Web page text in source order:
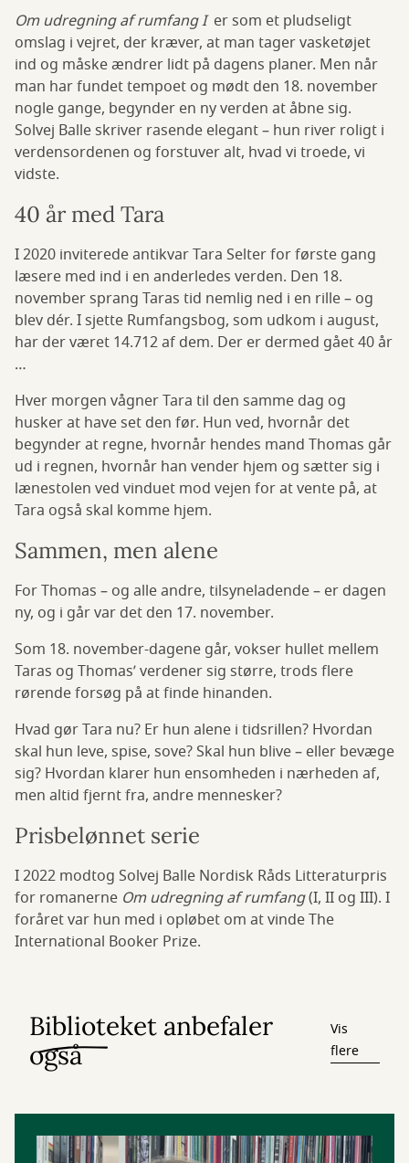
Om udregning af rumfang Ier som et pludseligt
omslag i vejret, der kræver, at man tager vasketøjet
ind og måske ændrer lidt på dagens planer. Men når
man har fundet tempoet og mødt den 18. november
nogle gange, begynder en ny verden at åbne sig.
Solvej Balle skriver rasende elegant – hun river roligt i
verdensordenen og forstuver alt, hvad vi troede, vi
vidste.
40 år med Tara
I 2020 inviterede antikvar Tara Selter for første gang
læsere med ind i en anderledes verden. Den 18.
november sprang Taras tid nemlig ned i en rille – og
blev dér. I sjette Rumfangsbog, som udkom i august,
har der været 14.712 af dem. Der er dermed gået 40 år
…
Hver morgen vågner Tara til den samme dag og
husker at have set den før. Hun ved, hvornår det
begynder at regne, hvornår hendes mand Thomas går
ud i regnen, hvornår han vender hjem og sætter sig i
lænestolen ved vinduet mod vejen for at vente på, at
Tara også skal komme hjem.
Sammen, men alene
For Thomas – og alle andre, tilsyneladende – er dagen
ny, og i går var det den 17. november.
Som 18. november-dagene går, vokser hullet mellem
Taras og Thomas’ verdener sig større, trods flere
rørende forsøg på at finde hinanden.
Hvad gør Tara nu? Er hun alene i tidsrillen? Hvordan
skal hun leve, spise, sove? Skal hun blive – eller bevæge
sig? Hvordan klarer hun ensomheden i nærheden af,
men altid fjernt fra, andre mennesker?
Prisbelønnet serie
I 2022 modtog Solvej Balle Nordisk Råds Litteraturpris
for romanerne Om udregning af rumfang(I, II og III). I
foråret var hun med i opløbet om at vinde The
International Booker Prize.
Biblioteket anbefaler
også
Vis
flere